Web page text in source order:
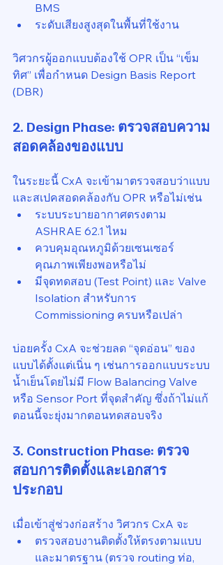
BMS
ระดับเสียงสูงสุดในพื้นที่ใช้งาน
วิศวกรผู้ออกแบบต้องใช้ OPR เป็น “เข็ม
ทิศ” เพื่อกำหนด Design Basis Report
(DBR)
2. Design Phase: ตรวจสอบความ
สอดคล้องของแบบ
ในระยะนี้ CxA จะเข้ามาตรวจสอบว่าแบบ
และสเปคสอดคล้องกับ OPR หรือไม่เช่น
ระบบระบายอากาศตรงตาม
ASHRAE 62.1 ไหม
ควบคุมอุณหภูมิด้วยเซนเซอร์
คุณภาพเพียงพอหรือไม่
มีจุดทดสอบ (Test Point) และ Valve
Isolation สำหรับการ
Commissioning ครบหรือเปล่า
บ่อยครั้ง CxA จะช่วยลด “จุดอ่อน” ของ
แบบได้ตั้งแต่เนิ่น ๆ เช่นการออกแบบระบบ
น้ำเย็นโดยไม่มี Flow Balancing Valve
หรือ Sensor Port ที่จุดสำคัญ ซึ่งถ้าไม่แก้
ตอนนี้จะยุ่งมากตอนทดสอบจริง
3. Construction Phase: ตรวจ
สอบการติดตั้งและเอกสาร
ประกอบ
เมื่อเข้าสู่ช่วงก่อสร้าง วิศวกร CxA จะ
ตรวจสอบงานติดตั้งให้ตรงตามแบบ
และมาตรฐาน (ตรวจ routing ท่อ,